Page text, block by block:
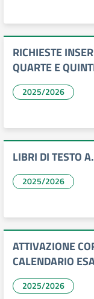
RICHIESTE
QUARTE E
2025/2026
LIBRI DI TESTO
2025/2026
ATTIVAZIONE
CALENDARIO
2025/2026